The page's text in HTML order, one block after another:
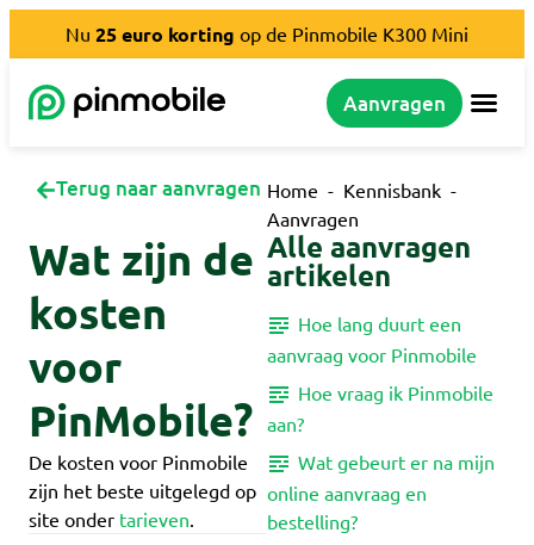
Nu 25 euro korting op de Pinmobile K300 Mini
Aanvragen
Terug naar aanvragen Home - Kennisbank -
Aanvragen
Wat zijn de
kosten
voor
PinMobile?
De kosten voor Pinmobile
zijn het beste uitgelegd op
site onder tarieven.
Alle aanvragen
artikelen
Hoe lang duurt een
aanvraag voor Pinmobile
Hoe vraag ik Pinmobile
aan?
Wat gebeurt er na mijn
online aanvraag en
bestelling?